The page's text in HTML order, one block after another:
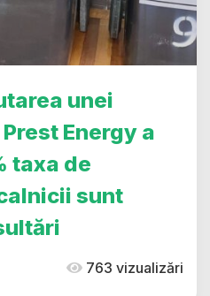
unei
Energy a
taxa de
sunt
763 vizualizări